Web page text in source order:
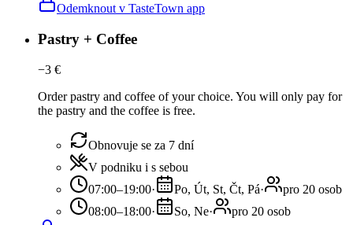
Odemknout v TasteTown app
Pastry + Coffee
−3 €
Order pastry and coffee of your choice. You will only pay for
the pastry and the coffee is free.
Obnovuje se za 7 dní
V podniku i s sebou
07:00–19:00· Po, Út, St, Čt, Pá·
pro 20 osob
08:00–18:00· So, Ne·
pro 20 osob